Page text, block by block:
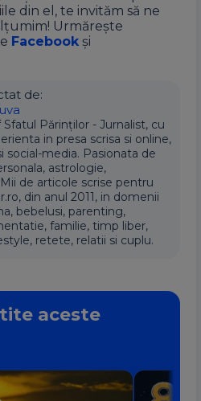
din el, te invităm să ne
Urmărește
Facebook și
de:
Părinților - Jurnalist, cu
in presa scrisa si online,
social-media. Pasionata de
astrologie,
de articole scrise pentru
din anul 2011, in domenii
bebelusi, parenting,
familie, timp liber,
retete, relatii si cuplu.
aceste